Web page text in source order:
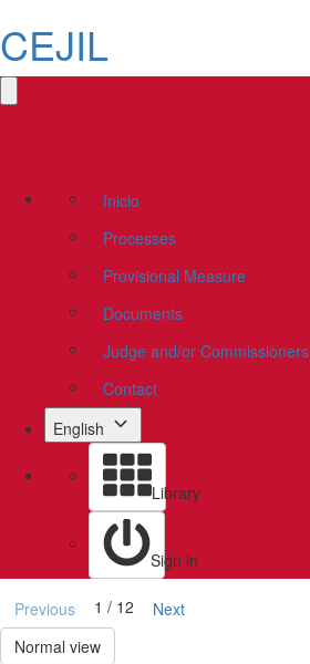
CEJIL
Inicio
Processes
Provisional Measure
Documents
Judge and/or Commissioners
Contact
English
Library
Sign in
Previous 1 / 12
Next
Normal view